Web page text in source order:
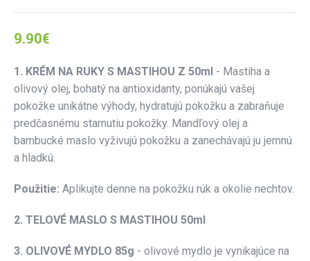
9.90€
1. KRÉM NA RUKY S MASTIHOU Z 50ml - Mastiha a
olivový olej, bohatý na antioxidanty, ponúkajú vašej
pokožke unikátne výhody, hydratujú pokožku a zabraňuje
predčasnému starnutiu pokožky. Mandľový olej a
bambucké maslo vyživujú pokožku a zanechávajú ju jemnú
a hladkú.
Použitie: Aplikujte denne na pokožku rúk a okolie nechtov.
2. TELOVÉ MASLO S MASTIHOU 50ml
3. OLIVOVÉ MYDLO 85g - olivové mydlo je vynikajúce na